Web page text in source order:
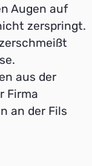
Augen auf
zerspringt.
aus der
Firma
an der Fils